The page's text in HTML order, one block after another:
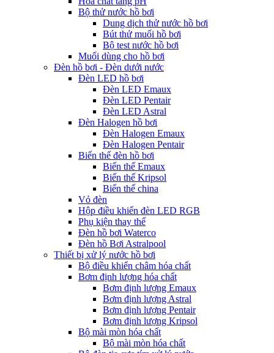
Bộ thử nước hồ bơi
Dung dịch thử nước hồ bơi
Bút thử muối hồ bơi
Bộ test nước hồ bơi
Muối dùng cho hồ bơi
Đèn hồ bơi - Đèn dưới nước
Đèn LED hồ bơi
Đèn LED Emaux
Đèn LED Pentair
Đèn LED Astral
Đèn Halogen hồ bơi
Đèn Halogen Emaux
Đèn Halogen Pentair
Biến thế đèn hồ bơi
Biến thế Emaux
Biến thế Kripsol
Biến thế china
Vỏ đèn
Hộp điều khiển đèn LED RGB
Phụ kiện thay thế
Đèn hồ bơi Waterco
Đèn hồ Bơi Astralpool
Thiết bị xử lý nước hồ bơi
Bộ điều khiển châm hóa chất
Bơm định lượng hóa chất
Bơm định lượng Emaux
Bơm định lượng Astral
Bơm định lượng Pentair
Bơm định lượng Kripsol
Bộ mài mòn hóa chất
Bộ mài mòn hóa chất